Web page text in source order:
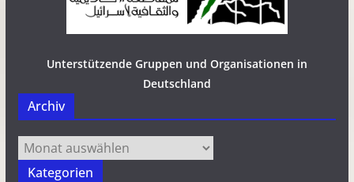
Unterstützende Gruppen und Organisationen in
Deutschland
Archiv
Archiv
Kategorien